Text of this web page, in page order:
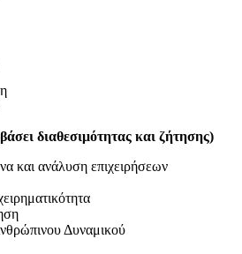
διαθεσιμότητας και ζήτησης)
και ανάλυση επιχειρήσεων
Δυναμικού